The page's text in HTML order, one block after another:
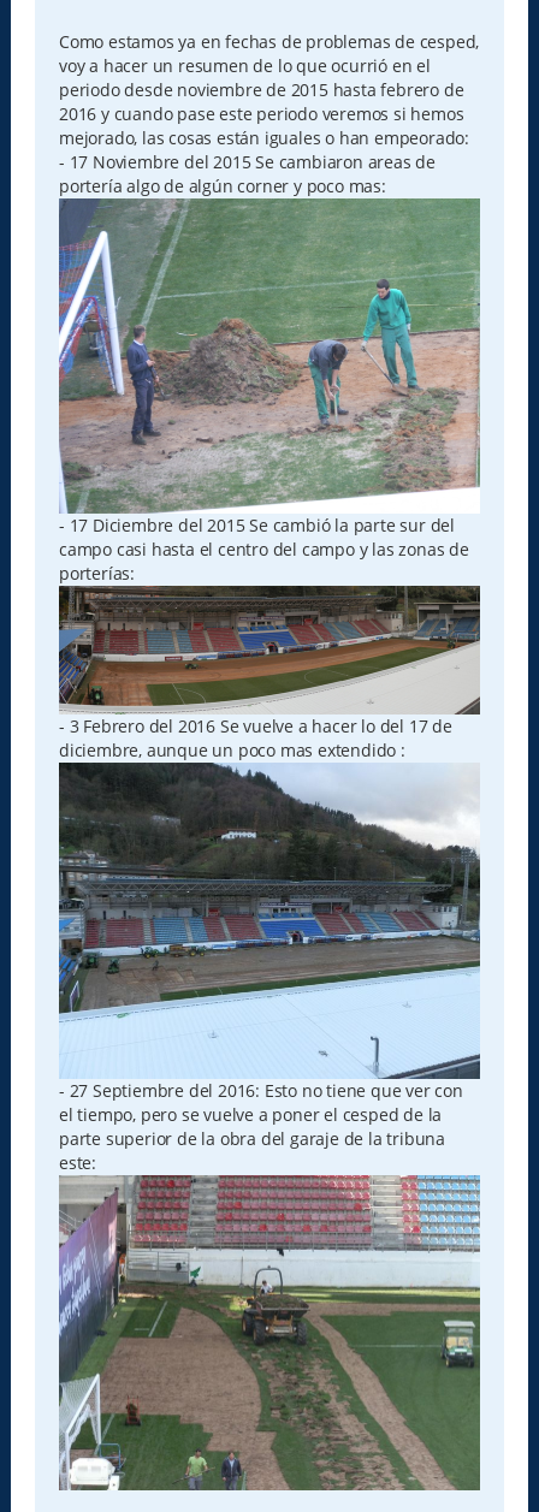
s
a
j
e
Como estamos ya en fechas de problemas de cesped,
voy a hacer un resumen de lo que ocurrió en el
periodo desde noviembre de 2015 hasta febrero de
2016 y cuando pase este periodo veremos si hemos
mejorado, las cosas están iguales o han empeorado:
- 17 Noviembre del 2015 Se cambiaron areas de
portería algo de algún corner y poco mas:
- 17 Diciembre del 2015 Se cambió la parte sur del
campo casi hasta el centro del campo y las zonas de
porterías:
- 3 Febrero del 2016 Se vuelve a hacer lo del 17 de
diciembre, aunque un poco mas extendido :
- 27 Septiembre del 2016: Esto no tiene que ver con
el tiempo, pero se vuelve a poner el cesped de la
parte superior de la obra del garaje de la tribuna
este: